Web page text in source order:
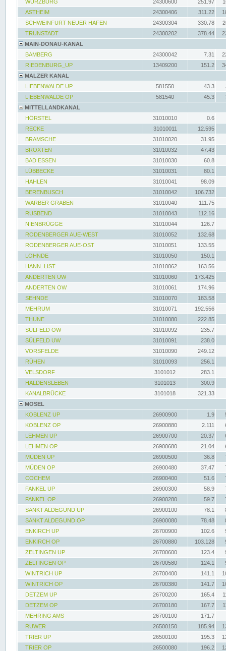
WÜRZBURG 24300600 251.97
ASTHEIM
24300406 311.22
SCHWEINFURT NEUER HAFEN
24300304 330.78
TRUNSTADT
24300202 378.44
MAIN-DONAU-KANAL
BAMBERG
24300042 7.31
RIEDENBURG_UP
13409200 151.2
MALZER KANAL
LIEBENWALDE UP
581550 43.3
LIEBENWALDE OP
581540 45.3
MITTELLANDKANAL
HÖRSTEL
31010010
0.6
RECKE
31010011
12.595
BRAMSCHE
31010020
31.95
BROXTEN
31010032
47.43
BAD ESSEN
31010030
60.8
LÜBBECKE
31010031
80.1
HAHLEN
31010041
98.09
BERENBUSCH
31010042
106.732
WARBER GRABEN
31010040
111.75
RUSBEND
31010043
112.16
NIENBRÜGGE
31010044
126.7
RODENBERGER AUE-WEST
31010052
132.68
RODENBERGER AUE-OST
31010051
133.55
LOHNDE
31010050
150.1
HANN. LIST
31010062
163.56
ANDERTEN UW
31010060
173.425
ANDERTEN OW
31010061
174.96
SEHNDE
31010070
183.58
MEHRUM
31010071
192.556
THUNE
31010080
222.85
SÜLFELD OW
31010092
235.7
SÜLFELD UW
31010091
238.0
VORSFELDE
31010090
249.12
RÜHEN
31010093
256.1
VELSDORF
3101012
283.1
HALDENSLEBEN
3101013
300.9
KANALBRÜCKE
3101018
321.33
MOSEL
KOBLENZ UP
26900900 1.9
KOBLENZ OP
26900880 2.111
LEHMEN UP
26900700 20.37
LEHMEN OP
26900680 21.04
MÜDEN UP
26900500 36.8
MÜDEN OP
26900480 37.47
COCHEM
26900400 51.6
FANKEL UP
26900300 58.9
FANKEL OP
26900280 59.7
SANKT ALDEGUND UP
26900100 78.1
SANKT ALDEGUND OP
26900080 78.48
ENKIRCH UP
26700900 102.6
ENKIRCH OP
26700880 103.128
ZELTINGEN UP
26700600 123.4
ZELTINGEN OP
26700580 124.1
WINTRICH UP
26700400 141.1
WINTRICH OP
26700380 141.7
DETZEM UP
26700200 165.4
DETZEM OP
26700180 167.7
MEHRING AMS
26700100
171.7
RUWER
26500150 185.94
TRIER UP
26500100 195.3
TRIER OP
26500080 196.2